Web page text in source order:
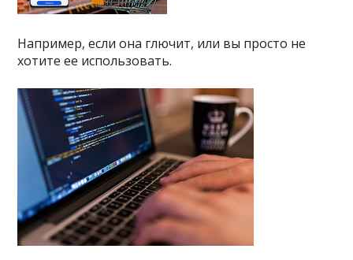
Например, если она глючит, или вы просто не
хотите ее использовать.